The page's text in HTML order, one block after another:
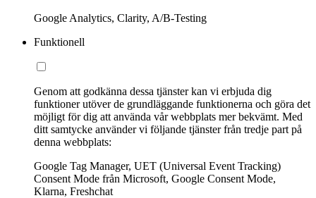
Google Analytics, Clarity, A/B-Testing
Funktionell
Genom att godkänna dessa tjänster kan vi erbjuda dig
funktioner utöver de grundläggande funktionerna och göra det
möjligt för dig att använda vår webbplats mer bekvämt. Med
ditt samtycke använder vi följande tjänster från tredje part på
denna webbplats:
Google Tag Manager, UET (Universal Event Tracking)
Consent Mode från Microsoft, Google Consent Mode,
Klarna, Freshchat